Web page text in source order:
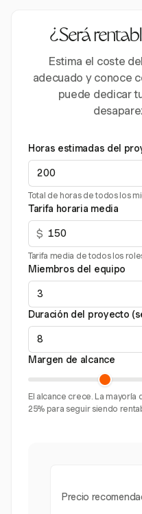
¿Será
Estima el coste
adecuado y conoce
puede dedicar
Horas estimadas del
Total de horas de todos los
Tarifa horaria media
$
Tarifa media de todos los
Miembros del equipo
Duración del proyecto
Margen de alcance
El alcance crece. La mayoría
25% para seguir siendo
Precio